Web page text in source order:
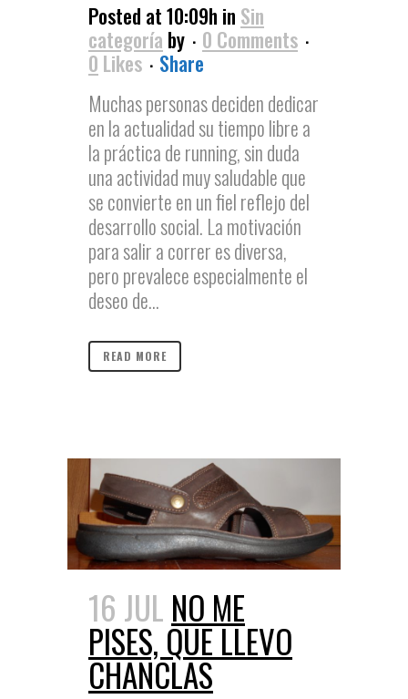
Posted at 10:09h in Sin
categoría by
0 Comments
0 Likes
Share
Muchas personas deciden dedicar
en la actualidad su tiempo libre a
la práctica de running, sin duda
una actividad muy saludable que
se convierte en un fiel reflejo del
desarrollo social. La motivación
para salir a correr es diversa,
pero prevalece especialmente el
deseo de...
READ MORE
16 JUL NO ME
PISES, QUE LLEVO
CHANCLAS